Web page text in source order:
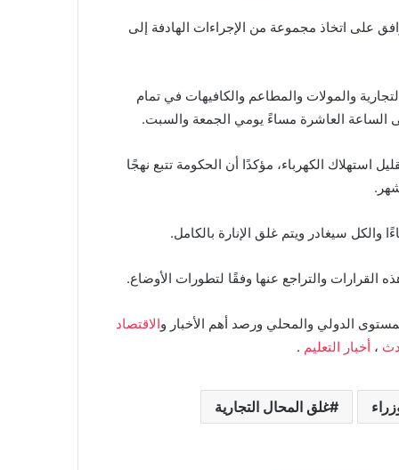
على اتخاذ مجموعة من الإجراءات الهادفة إلى
سيتم غلق المحال التجارية والمولات والمطاعم والكافيهات في تمام
الساعة العاشرة مساءً يومي الجمعة والسبت.
الكهرباء، مؤكدًا أن الحكومة تتبع نهجًا
القرارات والتراجع عنها وفقًا لتطورات الأوضاع.
الدولي والمحلي ورصد أهم الأخبار والاقتصاد
، أخبار التعليم .
غلق المحال التجارية